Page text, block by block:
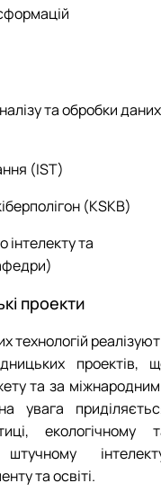
та обробки даних
(IST)
(KSKB)
інтелекту та
проекти
технологій
проектів,
та за
увага
екологічному
та освіті.